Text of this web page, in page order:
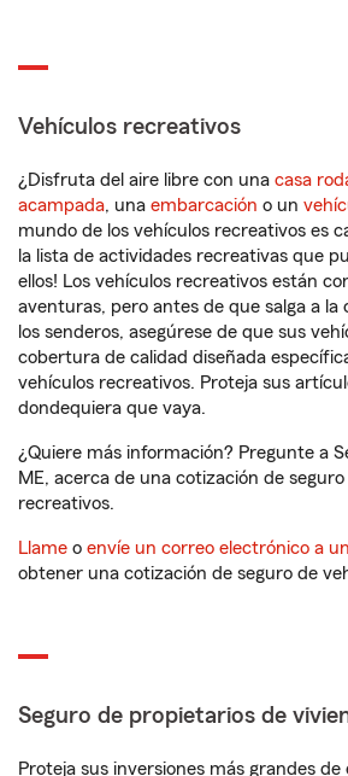
Vehículos recreativos
¿Disfruta del aire libre con una casa
acampada, una embarcación o un
mundo de los vehículos recreativos es
la lista de actividades recreativas que
ellos! Los vehículos recreativos están
aventuras, pero antes de que salga a la
los senderos, asegúrese de que sus
cobertura de calidad diseñada
vehículos recreativos. Proteja sus
dondequiera que vaya.
¿Quiere más información? Pregunte a
ME, acerca de una cotización de
recreativos.
Llame o envíe un correo electrónico a
obtener una cotización de seguro de
Seguro de propietarios de
Proteja sus inversiones más grandes